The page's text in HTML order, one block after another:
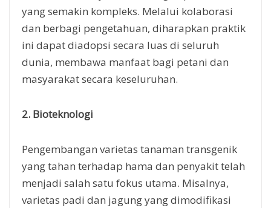
yang semakin kompleks. Melalui kolaborasi
dan berbagi pengetahuan, diharapkan praktik
ini dapat diadopsi secara luas di seluruh
dunia, membawa manfaat bagi petani dan
masyarakat secara keseluruhan.
2. Bioteknologi
Pengembangan varietas tanaman transgenik
yang tahan terhadap hama dan penyakit telah
menjadi salah satu fokus utama. Misalnya,
varietas padi dan jagung yang dimodifikasi